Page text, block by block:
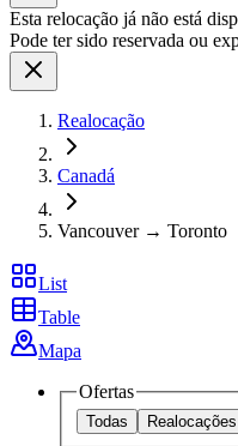
Esta relocação já não está
Pode ter sido reservada ou
Realocação
Canadá
Vancouver → Toronto
List
Table
Mapa
Ofertas
Todas Realocações